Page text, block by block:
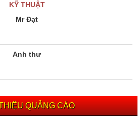
KỸ THUẬT
Mr Đạt
Anh thư
QUẢNG CÁO